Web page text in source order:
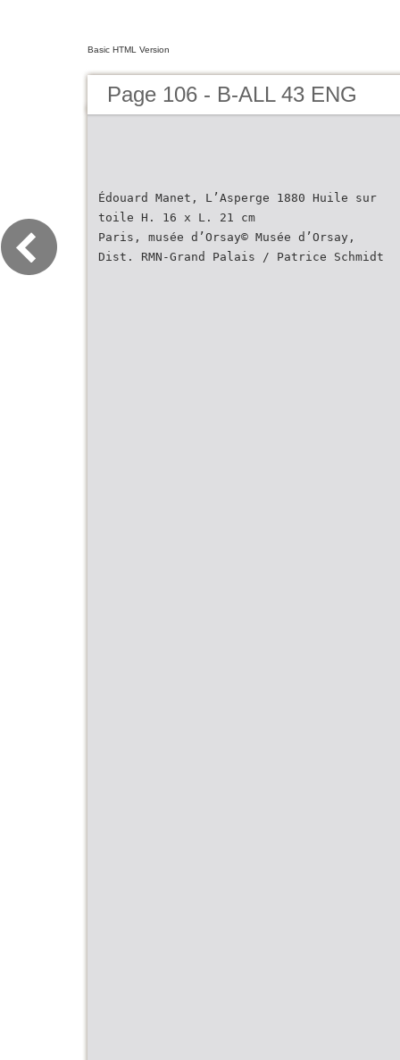
Basic HTML Version
Page 106 - B-ALL 43 ENG
Édouard Manet, L’Asperge 1880 Huile sur
toile H. 16 x L. 21 cm
Paris, musée d’Orsay© Musée d’Orsay,
Dist. RMN-Grand Palais / Patrice Schmidt